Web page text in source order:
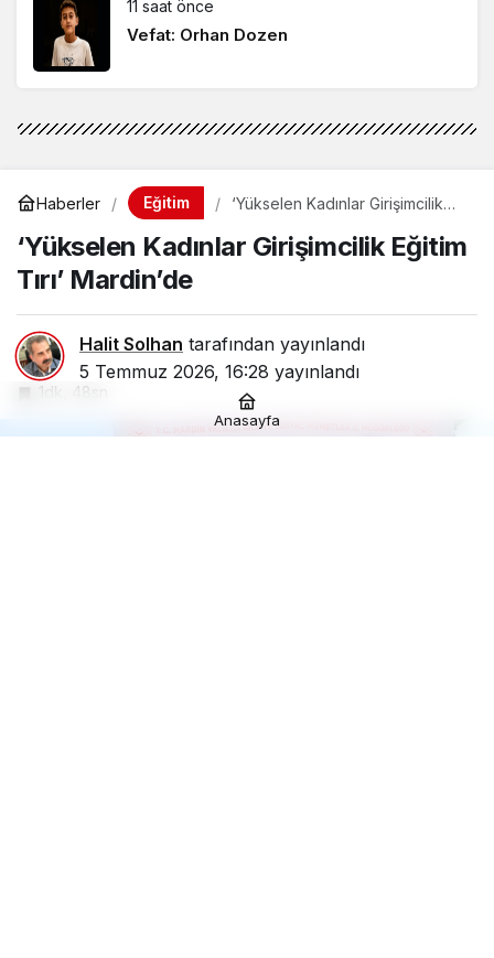
11 saat önce
Vefat: Orhan Dozen
Haberler Eğitim
‘Yükselen Kadınlar Girişimcilik
‘Yükselen Kadınlar Girişimcilik Eğitim
Tırı’ Mardin’de
Halit Solhan tarafından yayınlandı
5 Temmuz 2026, 16:28 yayınlandı
1dk, 48sn
Anasayfa